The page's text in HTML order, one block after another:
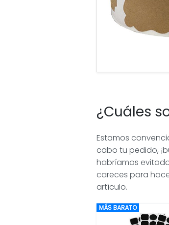
¿Cuáles
Estamos
cabo tu pedido,
habríamos
careces para
artículo.
MÁS BARATO